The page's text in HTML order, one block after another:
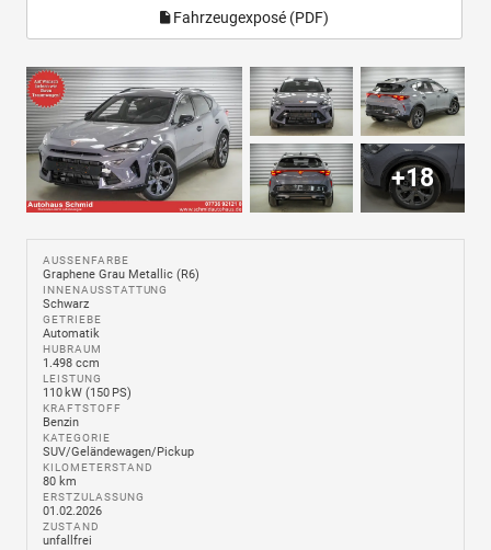
Fahrzeugexposé (PDF)
+18
AUSSENFARBE
Graphene Grau Metallic (R6)
INNENAUSSTATTUNG
Schwarz
GETRIEBE
Automatik
HUBRAUM
1.498 ccm
LEISTUNG
110 kW (150 PS)
KRAFTSTOFF
Benzin
KATEGORIE
SUV/Geländewagen/Pickup
KILOMETERSTAND
80 km
ERSTZULASSUNG
01.02.2026
ZUSTAND
unfallfrei